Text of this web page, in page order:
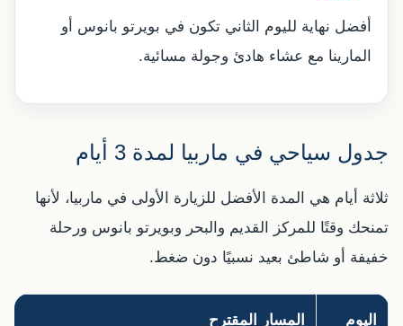
أفضل نهاية لليوم الثاني تكون في بويرتو بانوس أو
المارينا مع عشاء هادئ وجولة مسائية.
جدول سياحي في ماربيا لمدة 3 أيام
ثلاثة أيام هي المدة الأفضل للزيارة الأولى في ماربيا، لأنها
تمنحك وقتًا للمركز القديم والبحر وبويرتو بانوس ورحلة
خفيفة أو شاطئ بعيد نسبيًا دون ضغط.
اليوم المسار المقترح